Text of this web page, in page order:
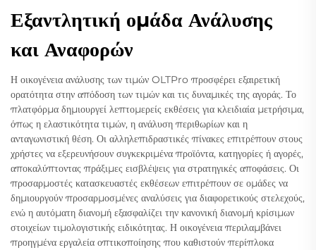
Εξαντλητική ομάδα Ανάλυσης
και Αναφορών
Η οικογένεια ανάλυσης των τιμών OLTPro προσφέρει εξαιρετική
ορατότητα στην απόδοση των τιμών και τις δυναμικές της αγοράς. Το
πλατφόρμα δημιουργεί λεπτομερείς εκθέσεις για κλειδιαία μετρήσιμα,
όπως η ελαστικότητα τιμών, η ανάλυση περιθωρίων και η
ανταγωνιστική θέση. Οι αλληλεπιδραστικές πίνακες επιτρέπουν στους
χρήστες να εξερευνήσουν συγκεκριμένα προϊόντα, κατηγορίες ή αγορές,
αποκαλύπτοντας πράξιμες εισβλέψεις για στρατηγικές αποφάσεις. Οι
προσαρμοστές κατασκευαστές εκθέσεων επιτρέπουν σε ομάδες να
δημιουργούν προσαρμοσμένες αναλύσεις για διαφορετικούς στελεχούς,
ενώ η αυτόματη διανομή εξασφαλίζει την κανονική διανομή κρίσιμων
στοιχείων τιμολογιστικής ειδικότητας. Η οικογένεια περιλαμβάνει
προηγμένα εργαλεία οπτικοποίησης που καθιστούν περίπλοκα